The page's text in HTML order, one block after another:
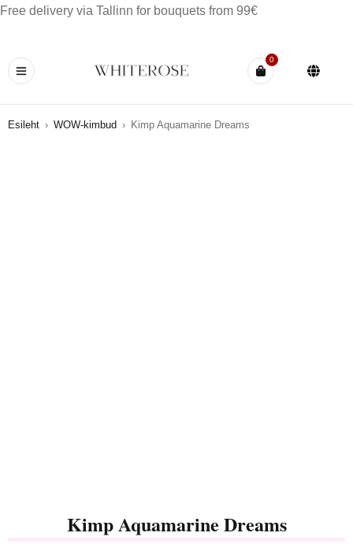
Free delivery via Tallinn for bouquets from 99€
0
Esileht › WOW-kimbud › Kimp Aquamarine Dreams
Kimp Aquamarine Dreams